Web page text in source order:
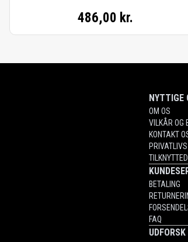
486,00 kr.
NYTTIGE
OM OS
VILKÅR OG
KONTAKT
BETALING
FAQ
UDFORSK